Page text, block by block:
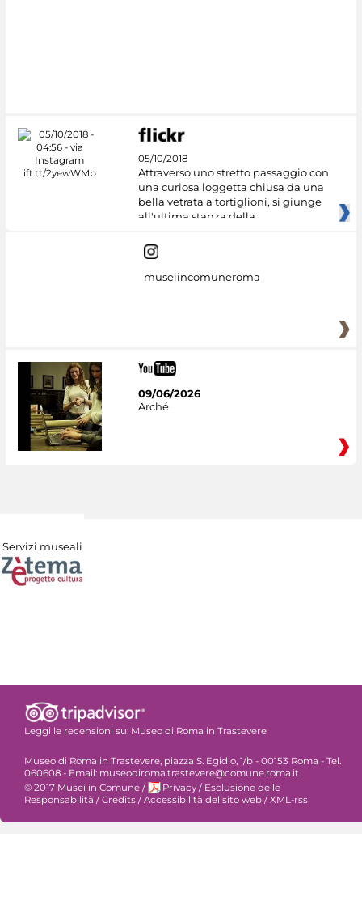
05/10/2018
Attraverso uno stretto passaggio con
una curiosa loggetta chiusa da una
bella vetrata a tortiglioni, si giunge
all'ultima stanza della
museiincomuneroma
09/06/2026
Arché
Servizi museali
Leggi le recensioni su: Museo di Roma in Trastevere
Museo di Roma in Trastevere, piazza S. Egidio, 1/b - 00153 Roma - Tel.
060608 - Email: museodiroma.trastevere@comune.roma.it
© 2017 Musei in Comune / Privacy / Esclusione delle
Responsabilità / Credits / Accessibilità del sito web / XML-rss